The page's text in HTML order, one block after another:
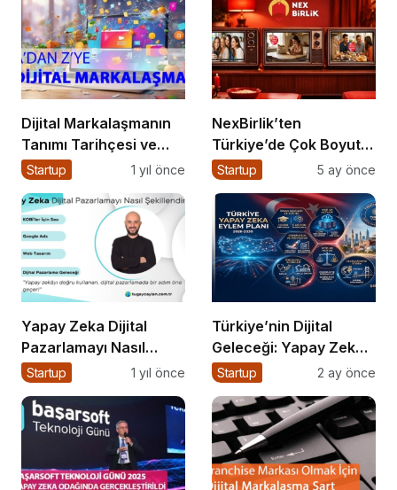
Dijital Markalaşmanın
Tanımı Tarihçesi ve
Önemi
Startup 1 yıl önce
NexBirlik’ten
Türkiye’de Çok Boyutlu
Marka Hamlesi
Startup 5 ay önce
Yapay Zeka Dijital
Pazarlamayı Nasıl
Şekillendiriyor?
Startup 1 yıl önce
Türkiye’nin Dijital
Geleceği: Yapay Zeka
Çağında “BİLGE”
Startup 2 ay önce